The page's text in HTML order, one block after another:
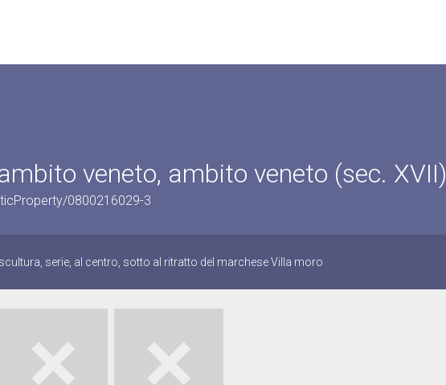
veneto, ambito veneto (sec. XVII)
0800216029-3
scultura, serie, al centro, sotto al ritratto del marchese Villa moro